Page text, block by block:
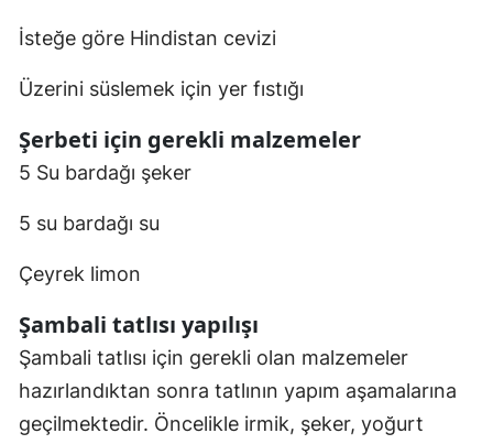
İsteğe göre Hindistan cevizi
Üzerini süslemek için yer fıstığı
Şerbeti için gerekli malzemeler
5 Su bardağı şeker
5 su bardağı su
Çeyrek limon
Şambali tatlısı yapılışı
Şambali tatlısı için gerekli olan malzemeler
hazırlandıktan sonra tatlının yapım aşamalarına
geçilmektedir. Öncelikle irmik, şeker, yoğurt